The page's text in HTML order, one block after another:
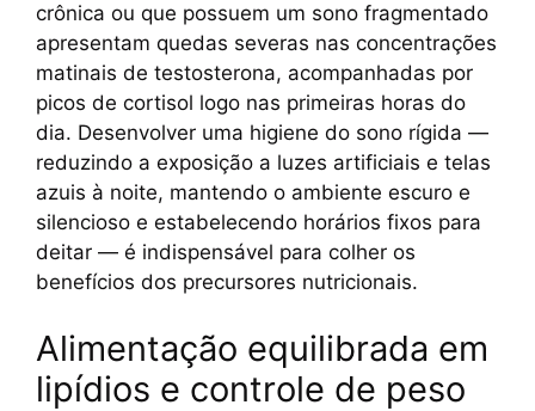
crônica ou que possuem um sono fragmentado
apresentam quedas severas nas concentrações
matinais de testosterona, acompanhadas por
picos de cortisol logo nas primeiras horas do
dia. Desenvolver uma higiene do sono rígida —
reduzindo a exposição a luzes artificiais e telas
azuis à noite, mantendo o ambiente escuro e
silencioso e estabelecendo horários fixos para
deitar — é indispensável para colher os
benefícios dos precursores nutricionais.
Alimentação equilibrada em
lipídios e controle de peso